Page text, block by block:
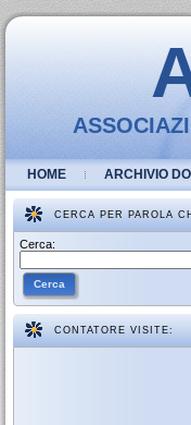
HOME ARCHIVIO
CERCA PER PAROLA
Cerca:
Cerca
CONTATORE VISITE: